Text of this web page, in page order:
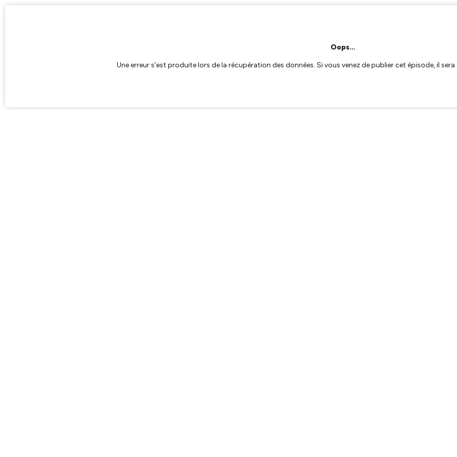
Oops…
Une erreur s’est produite lors de la récupération des données. Si vous venez de publier cet épisode, il